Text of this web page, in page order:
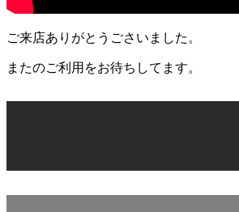
ご来店ありがとうごさいました。
またのご利用をお待ちしてます。